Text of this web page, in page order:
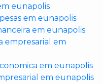
eunapolis
em eunapolis
em eunapolis
empresarial em
em eunapolis
em eunapolis